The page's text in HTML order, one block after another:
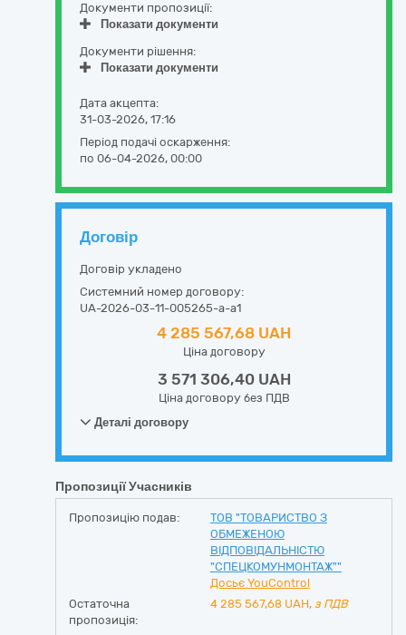
Документи пропозиції:
Показати документи
Документи рішення:
Показати документи
Дата акцепта:
31-03-2026, 17:16
Період подачі оскарження:
по 06-04-2026, 00:00
Договір
Договір укладено
Системний номер договору:
UA-2026-03-11-005265-a-a1
4 285 567,68 UAH
Ціна договору
3 571 306,40 UAH
Ціна договору без ПДВ
Деталі договору
Пропозиції Учасників
Пропозицію подав:
ТОВ "ТОВАРИСТВО З
ОБМЕЖЕНОЮ
ВІДПОВІДАЛЬНІСТЮ
"СПЕЦКОМУНМОНТАЖ""
Досьє YouControl
Остаточна
пропозиція:
4 285 567,68 UAH, з ПДВ